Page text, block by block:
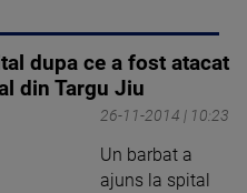
dupa ce a fost atacat
din Targu Jiu
26-11-2014 | 10:23
Un barbat a
ajuns la spital